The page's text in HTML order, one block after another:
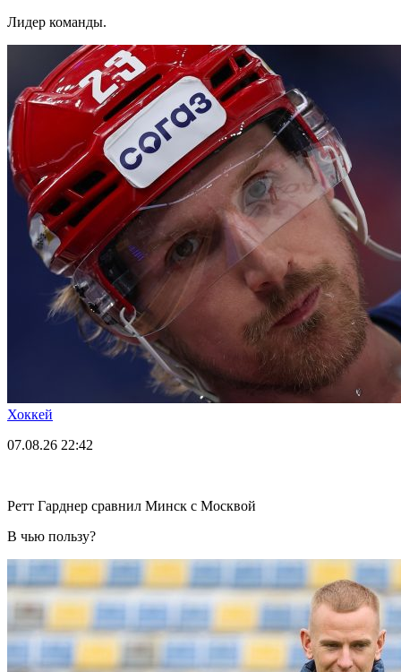
Лидер команды.
Хоккей
07.08.26 22:42
Ретт Гарднер сравнил Минск с Москвой
В чью пользу?